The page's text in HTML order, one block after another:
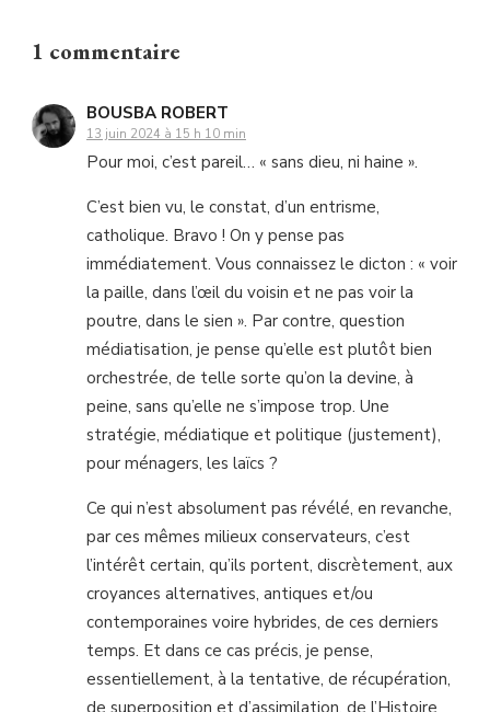
1 commentaire
BOUSBA ROBERT
13 juin 2024 à 15 h 10 min
Pour moi, c’est pareil… « sans dieu, ni haine ».
C’est bien vu, le constat, d’un entrisme,
catholique. Bravo ! On y pense pas
immédiatement. Vous connaissez le dicton : « voir
la paille, dans l’œil du voisin et ne pas voir la
poutre, dans le sien ». Par contre, question
médiatisation, je pense qu’elle est plutôt bien
orchestrée, de telle sorte qu’on la devine, à
peine, sans qu’elle ne s’impose trop. Une
stratégie, médiatique et politique (justement),
pour ménagers, les laïcs ?
Ce qui n’est absolument pas révélé, en revanche,
par ces mêmes milieux conservateurs, c’est
l’intérêt certain, qu’ils portent, discrètement, aux
croyances alternatives, antiques et/ou
contemporaines voire hybrides, de ces derniers
temps. Et dans ce cas précis, je pense,
essentiellement, à la tentative, de récupération,
de superposition et d’assimilation, de l’Histoire